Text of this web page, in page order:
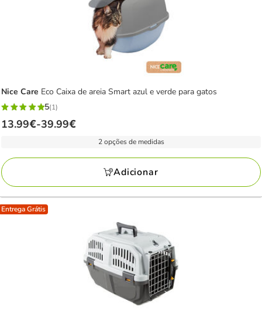
Nice Care Eco Caixa de areia Smart azul e verde para gatos
5
estrelas
avaliações
5(1)
Preço
a
39.99€
13.99€-39.99€
2 opções de medidas
Adicionar
Entrega Grátis